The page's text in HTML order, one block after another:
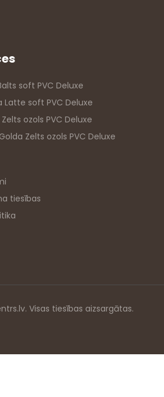
soft PVC Deluxe
Latte soft PVC Deluxe
ozols PVC Deluxe
Zelts ozols PVC Deluxe
tiesības
Visas tiesības aizsargātas.